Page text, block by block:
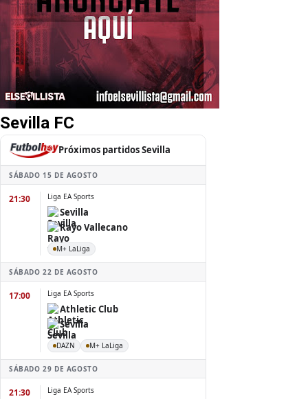
Sevilla FC